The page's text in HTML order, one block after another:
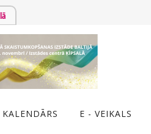
KALENDĀRS E - VEIKALS